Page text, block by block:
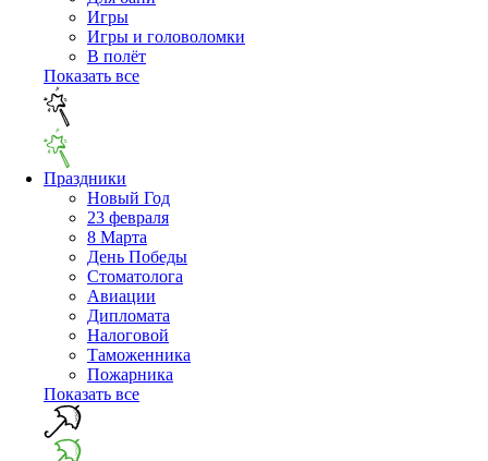
Игры
Игры и головоломки
В полёт
Показать все
Праздники
Новый Год
23 февраля
8 Марта
День Победы
Cтоматолога
Авиации
Дипломата
Налоговой
Таможенника
Пожарника
Показать все